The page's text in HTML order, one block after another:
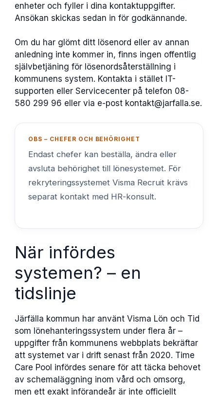
enheter och fyller i dina kontaktuppgifter.
Ansökan skickas sedan in för godkännande.
Om du har glömt ditt lösenord eller av annan
anledning inte kommer in, finns ingen offentlig
självbetjäning för lösenordsåterställning i
kommunens system. Kontakta i stället IT-
supporten eller Servicecenter på telefon 08-
580 299 96 eller via e-post kontakt@jarfalla.se.
OBS – CHEFER OCH BEHÖRIGHET
Endast chefer kan beställa, ändra eller
avsluta behörighet till lönesystemet. För
rekryteringssystemet Visma Recruit krävs
separat kontakt med HR-konsult.
När infördes
systemen? – en
tidslinje
Järfälla kommun har använt Visma Lön och Tid
som lönehanteringssystem under flera år –
uppgifter från kommunens webbplats bekräftar
att systemet var i drift senast från 2020. Time
Care Pool infördes senare för att täcka behovet
av schemaläggning inom vård och omsorg,
men ett exakt införandeår är inte officiellt